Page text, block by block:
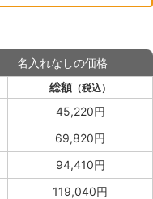
名入れなしの価格
総額 （税込）
45,220円
69,820円
94,410円
119,040円